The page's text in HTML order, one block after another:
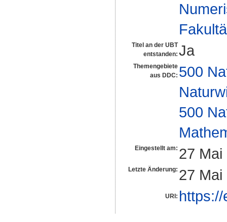
Titel an der UBT
entstanden: Ja
Themengebiete
aus DDC: 500
500
Eingestellt am: 27 Mai
Letzte Änderung: 27 Mai
URI: